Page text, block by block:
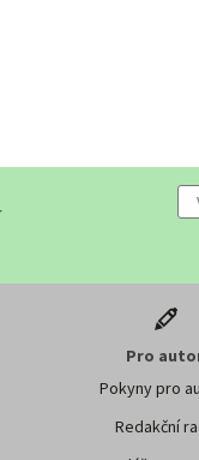
Pro
Pokyny pro
Redakční